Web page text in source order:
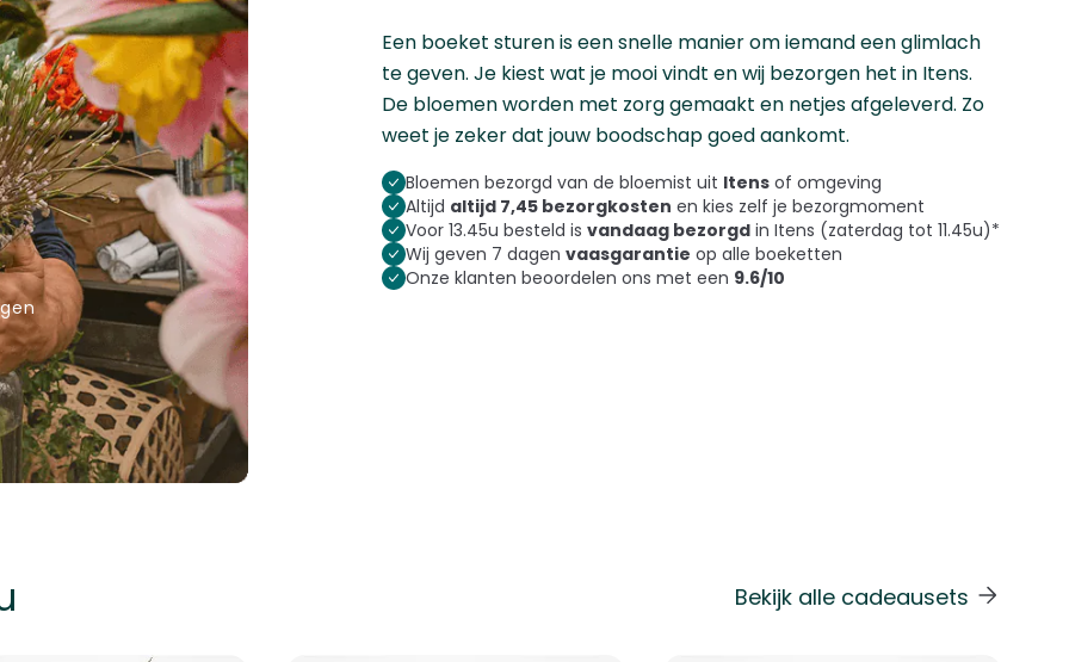
Een boeket sturen is een snelle manier om iemand een glimlach
te geven. Je kiest wat je mooi vindt en wij bezorgen het in Itens.
De bloemen worden met zorg gemaakt en netjes afgeleverd. Zo
weet je zeker dat jouw boodschap goed aankomt.
Bloemen bezorgd van de bloemist uit Itens of omgeving
Altijd altijd 7,45 bezorgkosten en kies zelf je bezorgmoment
Voor 13.45u besteld is vandaag bezorgd in Itens (zaterdag tot 11.45u)*
Wij geven 7 dagen vaasgarantie op alle boeketten
Onze klanten beoordelen ons met een 9.6/10
Bekijk alle cadeausets